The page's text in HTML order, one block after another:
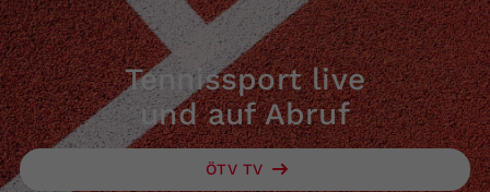
Tennissport live
und auf Abruf
ÖTV TV